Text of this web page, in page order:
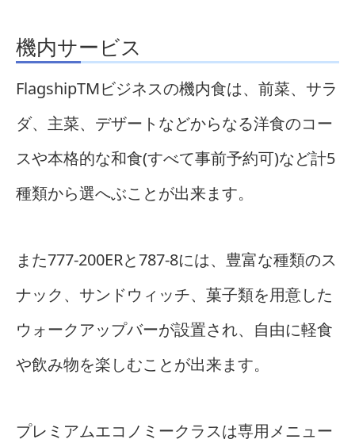
機内サービス
FlagshipTMビジネスの機内食は、前菜、サラ
ダ、主菜、デザートなどからなる洋食のコー
スや本格的な和食(すべて事前予約可)など計5
種類から選へぶことが出来ます。
また777-200ERと787-8には、豊富な種類のス
ナック、サンドウィッチ、菓子類を用意した
ウォークアップバーが設置され、自由に軽食
や飲み物を楽しむことが出来ます。
プレミアムエコノミークラスは専用メニュー